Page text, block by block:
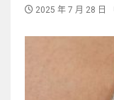
2025 年 7 月 28 日